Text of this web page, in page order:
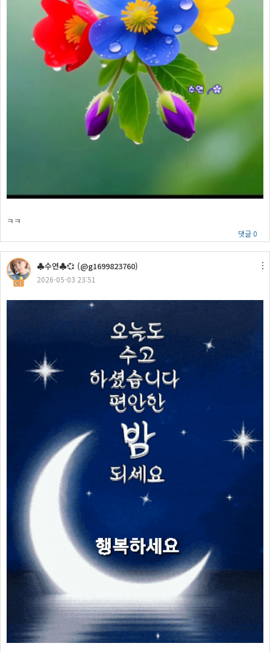
ㅋㅋ
댓글 0
64
♣수연♣💞 (@g1699823760)
2026-05-03 23:51